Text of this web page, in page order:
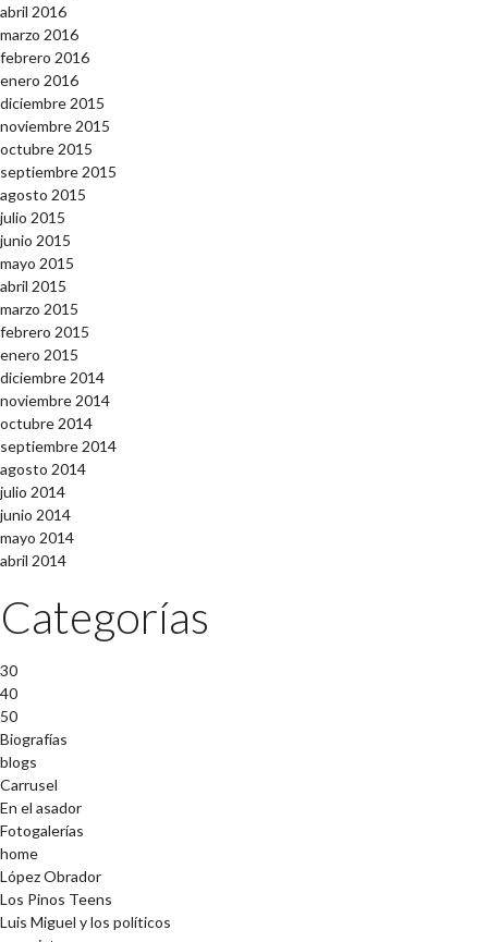
abril 2016
marzo 2016
febrero 2016
enero 2016
diciembre 2015
noviembre 2015
octubre 2015
septiembre 2015
agosto 2015
julio 2015
junio 2015
mayo 2015
abril 2015
marzo 2015
febrero 2015
enero 2015
diciembre 2014
noviembre 2014
octubre 2014
septiembre 2014
agosto 2014
julio 2014
junio 2014
mayo 2014
abril 2014
Categorías
30
40
50
Biografías
blogs
Carrusel
En el asador
Fotogalerías
home
López Obrador
Los Pinos Teens
Luis Miguel y los políticos